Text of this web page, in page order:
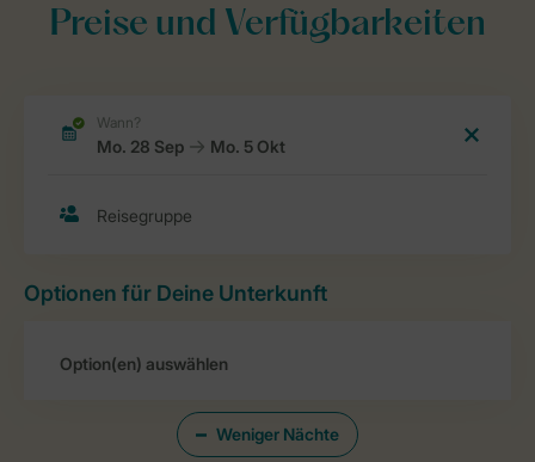
Preise und Verfügbarkeiten
Optionen für Deine Unterkunft
Weniger Nächte